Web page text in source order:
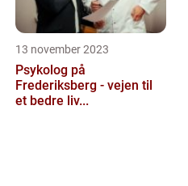
13 november 2023
Psykolog på
Frederiksberg - vejen til
et bedre liv...